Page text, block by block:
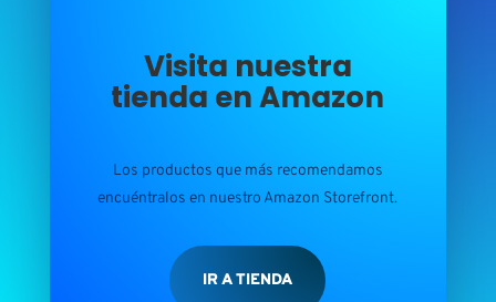
Visita nuestra
tienda en Amazon
Los productos que más recomendamos
encuéntralos en nuestro Amazon Storefront.
IR A TIENDA